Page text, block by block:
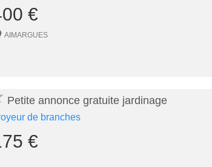
€
AIMARGUES
Petite annonce gratuite jardinage
de branches
€